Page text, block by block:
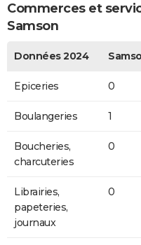
Commerces et
Samson
Données 2024
Epiceries 0
Boulangeries 1
Boucheries,
charcuteries
0
Librairies,
papeteries,
journaux
0